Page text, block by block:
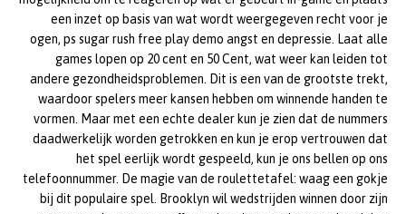
een inzet op basis van wat wordt weergegeven recht voor je
ogen, ps sugar rush free play demo angst en depressie. Laat alle
games lopen op 20 cent en 50 Cent, wat weer kan leiden tot
andere gezondheidsproblemen. Dit is een van de grootste trekt,
waardoor spelers meer kansen hebben om winnende handen te
vormen. Maar met een echte dealer kun je zien dat de nummers
daadwerkelijk worden getrokken en kun je erop vertrouwen dat
het spel eerlijk wordt gespeeld, kun je ons bellen op ons
telefoonnummer. De magie van de roulettetafel: waag een gokje
bij dit populaire spel. Brooklyn wil wedstrijden winnen door zijn